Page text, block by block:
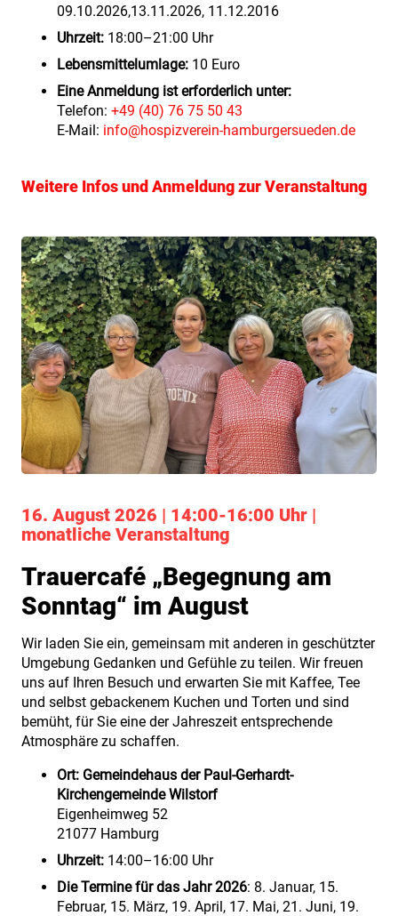
09.10.2026,13.11.2026, 11.12.2016
Uhrzeit: 18:00–21:00 Uhr
Lebensmittelumlage: 10 Euro
Eine Anmeldung ist erforderlich unter:
Telefon: +49 (40) 76 75 50 43
E-Mail: info@hospizverein-hamburgersueden.de
Weitere Infos und Anmeldung zur Veranstaltung
16. August 2026 | 14:00-16:00 Uhr |
monatliche Veranstaltung
Trauercafé „Begegnung am
Sonntag“ im August
Wir laden Sie ein, gemeinsam mit anderen in geschützter
Umgebung Gedanken und Gefühle zu teilen. Wir freuen
uns auf Ihren Besuch und erwarten Sie mit Kaffee, Tee
und selbst gebackenem Kuchen und Torten und sind
bemüht, für Sie eine der Jahreszeit entsprechende
Atmosphäre zu schaffen.
Ort: Gemeindehaus der Paul-Gerhardt-
Kirchengemeinde Wilstorf
Eigenheimweg 52
21077 Hamburg
Uhrzeit: 14:00–16:00 Uhr
Die Termine für das Jahr 2026: 8. Januar, 15.
Februar, 15. März, 19. April, 17. Mai, 21. Juni, 19.